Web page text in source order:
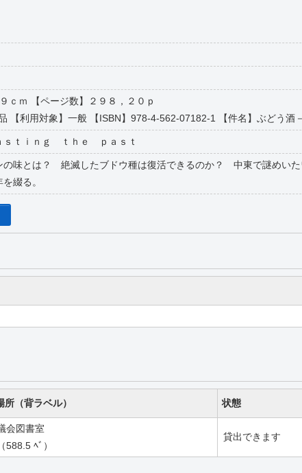
ｃｍ 【ページ数】２９８，２０ｐ
【利用対象】一般 【ISBN】978-4-562-07182-1 【件名】ぶどう酒
ｓｔｉｎｇ ｔｈｅ ｐａｓｔ
の味とは？ 絶滅したブドウ種は復活できるのか？ 中東で謎めい
綴る。
所（背ラベル） 状態
会図書室
（588.5 ﾍﾞ）
貸出できます